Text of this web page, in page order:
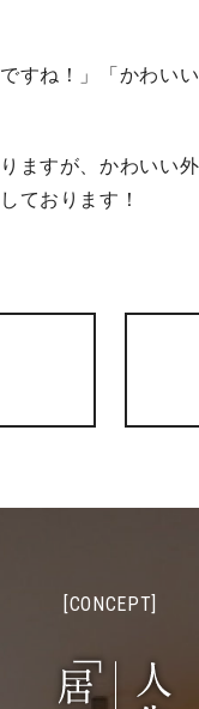
すね！」「かわい
ますが、かわいい
ております！
[CONCEPT]